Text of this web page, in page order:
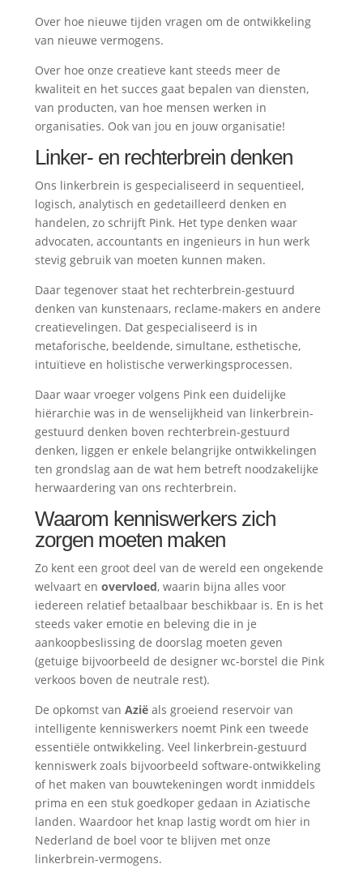
Over hoe nieuwe tijden vragen om de ontwikkeling
van nieuwe vermogens.
Over hoe onze creatieve kant steeds meer de
kwaliteit en het succes gaat bepalen van diensten,
van producten, van hoe mensen werken in
organisaties. Ook van jou en jouw organisatie!
Linker- en rechterbrein denken
Ons linkerbrein is gespecialiseerd in sequentieel,
logisch, analytisch en gedetailleerd denken en
handelen, zo schrijft Pink. Het type denken waar
advocaten, accountants en ingenieurs in hun werk
stevig gebruik van moeten kunnen maken.
Daar tegenover staat het rechterbrein-gestuurd
denken van kunstenaars, reclame-makers en andere
creatievelingen. Dat gespecialiseerd is in
metaforische, beeldende, simultane, esthetische,
intuïtieve en holistische verwerkingsprocessen.
Daar waar vroeger volgens Pink een duidelijke
hiërarchie was in de wenselijkheid van linkerbrein-
gestuurd denken boven rechterbrein-gestuurd
denken, liggen er enkele belangrijke ontwikkelingen
ten grondslag aan de wat hem betreft noodzakelijke
herwaardering van ons rechterbrein.
Waarom kenniswerkers zich
zorgen moeten maken
Zo kent een groot deel van de wereld een ongekende
welvaart en overvloed, waarin bijna alles voor
iedereen relatief betaalbaar beschikbaar is. En is het
steeds vaker emotie en beleving die in je
aankoopbeslissing de doorslag moeten geven
(getuige bijvoorbeeld de designer wc-borstel die Pink
verkoos boven de neutrale rest).
De opkomst van Azië als groeiend reservoir van
intelligente kenniswerkers noemt Pink een tweede
essentiële ontwikkeling. Veel linkerbrein-gestuurd
kenniswerk zoals bijvoorbeeld software-ontwikkeling
of het maken van bouwtekeningen wordt inmiddels
prima en een stuk goedkoper gedaan in Aziatische
landen. Waardoor het knap lastig wordt om hier in
Nederland de boel voor te blijven met onze
linkerbrein-vermogens.